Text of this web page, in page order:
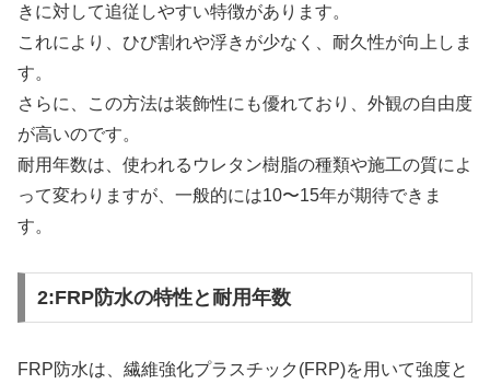
きに対して追従しやすい特徴があります。
これにより、ひび割れや浮きが少なく、耐久性が向上しま
す。
さらに、この方法は装飾性にも優れており、外観の自由度
が高いのです。
耐用年数は、使われるウレタン樹脂の種類や施工の質によ
って変わりますが、一般的には10〜15年が期待できま
す。
2:FRP防水の特性と耐用年数
FRP防水は、繊維強化プラスチック(FRP)を用いて強度と